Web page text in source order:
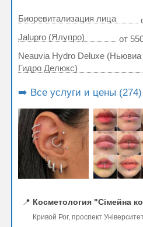
Биоревитализация лица
Jalupro (Ялупро)
от
Neauvia Hydro Deluxe (Ньювиа
Гидро Делюкс)
➡️ Все услуги и цены (274)
📍 Косметология "Сімейна
Кривой Рог, проспект